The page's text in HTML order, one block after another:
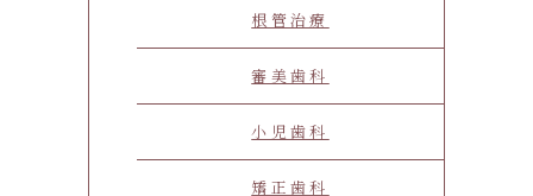
根管治療
審美歯科
小児歯科
矯正歯科